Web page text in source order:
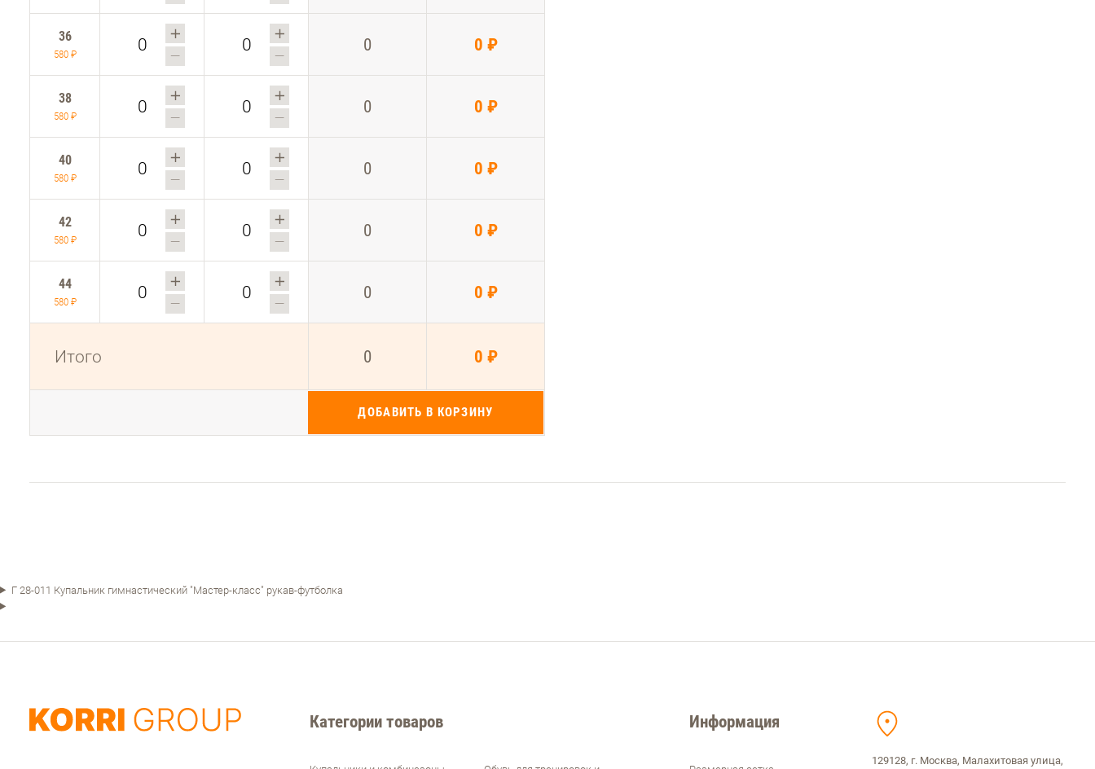
36
580 ₽ 0 0 ₽
38
580 ₽ 0 0 ₽
40
580 ₽ 0 0 ₽
42
580 ₽ 0 0 ₽
44
580 ₽ 0 0 ₽
Итого 0 0 ₽
ДОБАВИТЬ В КОРЗИНУ
Г 28-011 Купальник гимнастический "Мастер-класс" рукав-футболка
Категории товаров Информация
129128, г. Москва, Малахитовая улица,